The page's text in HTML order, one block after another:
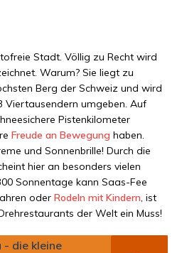
Stadt. Völlig zu Recht wird
Warum? Sie liegt zu
Berg der Schweiz und wird
Viertausendern umgeben. Auf
Pistenkilometer
Freude an Bewegung haben.
und Sonnenbrille! Durch die
hier an besonders vielen
Sonnentage kann Saas-Fee
oder Rodeln mit Kindern, ist
der Welt ein Muss!
- die kleine